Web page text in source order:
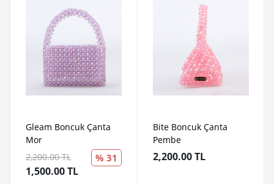
Gleam Boncuk Çanta
Mor
2,200.00 TL
1,500.00 TL
% 31
Bite Boncuk Çanta
Pembe
2,200.00 TL